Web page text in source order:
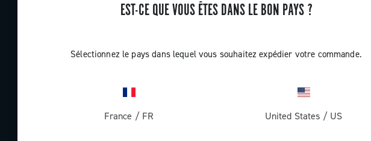
EST-CE QUE VOUS ÊTES DANS LE BON PAYS ?
Sélectionnez le pays dans lequel vous souhaitez expédier votre commande.
France / FR United States / US
Travailler avec nous
ASSISTANCE